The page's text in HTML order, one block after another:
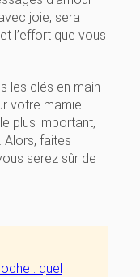
joie, sera
l’effort que vous
les clés en main
votre mamie
plus important,
Alors, faites
serez sûr de
: quel